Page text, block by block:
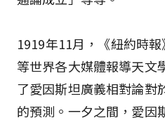
1919年11月，《紐約時報
等世界各大媒體報導天文
了愛因斯坦廣義相對論對
的預測。一夕之間，愛因